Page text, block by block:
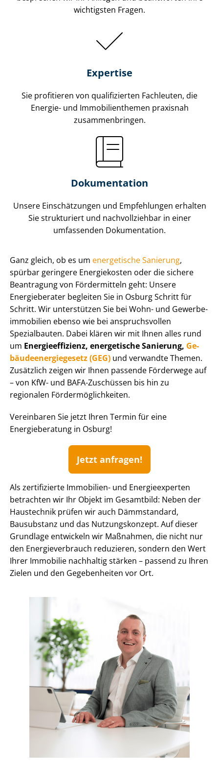
wichtigsten Fragen.
Expertise
Sie profitieren von qualifizierten Fachleuten, die
Energie- und Im­mo­bi­li­en­the­men praxisnah
zusammenbringen.
Dokumentation
Unsere Einschätzungen und Empfehlungen erhalten
Sie strukturiert und nachvollziehbar in einer
umfassenden Dokumentation.
Ganz gleich, ob es um energetische Sanierung,
spürbar geringere Energiekosten oder die sichere
Beantragung von Fördermitteln geht: Unsere
Energieberater begleiten Sie in Osburg Schritt für
Schritt. Wir unterstützen Sie bei Wohn- und Ge­wer­be­
im­mo­bi­li­en ebenso wie bei anspruchsvollen
Spezialbauten. Dabei klären wir mit Ihnen alles rund
um En­er­gie­ef­fi­zi­enz, energetische Sanierung, Ge­
bäu­de­en­er­gie­ge­setz (GEG) und verwandte Themen.
Zusätzlich zeigen wir Ihnen passende Förderwege auf
– von KfW- und BAFA-Zuschüssen bis hin zu
regionalen För­der­mög­lich­kei­ten.
Vereinbaren Sie jetzt Ihren Termin für eine
Energieberatung in Osburg!
Jetzt anfragen!
Als zertifizierte Immobilien- und Energieexperten
betrachten wir Ihr Objekt im Gesamtbild: Neben der
Haustechnik prüfen wir auch Dämmstandard,
Bausubstanz und das Nutzungskonzept. Auf dieser
Grundlage entwickeln wir Maßnahmen, die nicht nur
den En­er­gie­ver­brauch reduzieren, sondern den Wert
Ihrer Immobilie nachhaltig stärken – passend zu Ihren
Zielen und den Gegebenheiten vor Ort.